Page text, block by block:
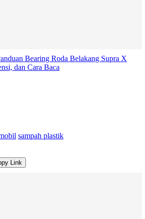
Bearing Roda Belakang Supra X
dan Cara Baca
sampah plastik
Link